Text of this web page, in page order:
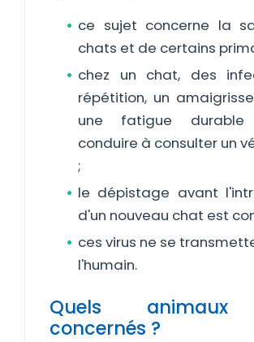
ce sujet concerne la
chats et de certains
chez un chat, des
répétition, un
une fatigue durable
conduire à consulter un
;
le dépistage avant
d'un nouveau chat est
ces virus ne se
l'humain.
Quels
concernés ?